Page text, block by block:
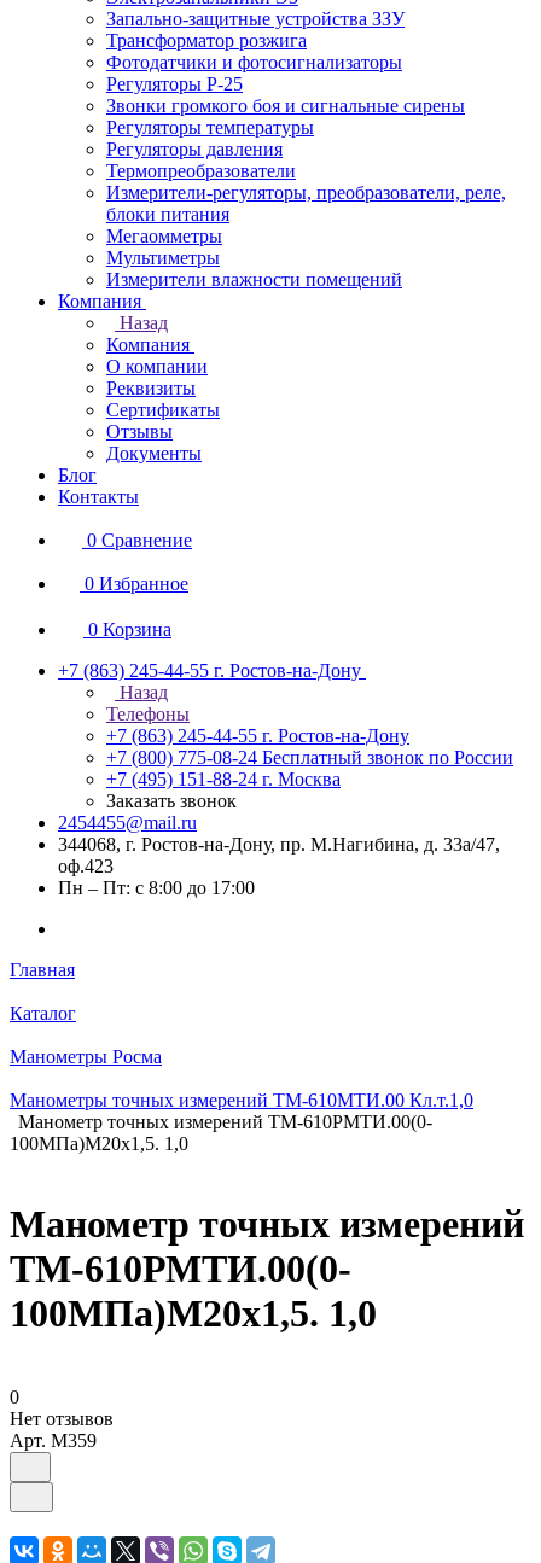
Запально-защитные устройства ЗЗУ
Трансформатор розжига
Фотодатчики и фотосигнализаторы
Регуляторы Р-25
Звонки громкого боя и сигнальные сирены
Регуляторы температуры
Регуляторы давления
Термопреобразователи
Измерители-регуляторы, преобразователи, реле,
блоки питания
Мегаомметры
Мультиметры
Измерители влажности помещений
Компания
Назад
Компания
О компании
Реквизиты
Сертификаты
Отзывы
Документы
Блог
Контакты
0 Сравнение
0 Избранное
0 Корзина
+7 (863) 245-44-55 г. Ростов-на-Дону
Назад
Телефоны
+7 (863) 245-44-55 г. Ростов-на-Дону
+7 (800) 775-08-24 Бесплатный звонок по России
+7 (495) 151-88-24 г. Москва
Заказать звонок
2454455@mail.ru
344068, г. Ростов-на-Дону, пр. М.Нагибина, д. 33а/47,
оф.423
Пн – Пт: с 8:00 до 17:00
Главная
Каталог
Манометры Росма
Манометры точных измерений ТМ-610МТИ.00 Кл.т.1,0
Манометр точных измерений ТМ-610РМТИ.00(0-
100МПа)М20х1,5. 1,0
Манометр точных измерений
ТМ-610РМТИ.00(0-
100МПа)М20х1,5. 1,0
0
Нет отзывов
Арт. M359